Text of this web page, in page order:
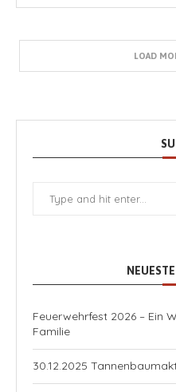
LOAD
Feuerwehrfest 2026 – Ein
Familie
30.12.2025